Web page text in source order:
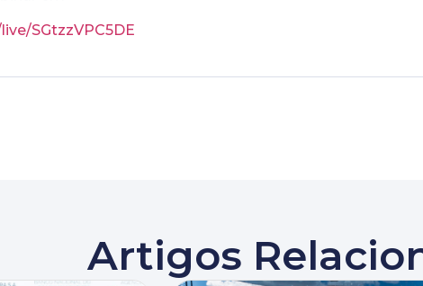
SGtzzVPC5DE
Artigos